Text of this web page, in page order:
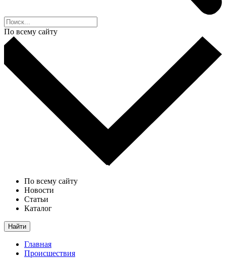
По всему сайту
По всему сайту
Новости
Статьи
Каталог
Найти
Главная
Происшествия